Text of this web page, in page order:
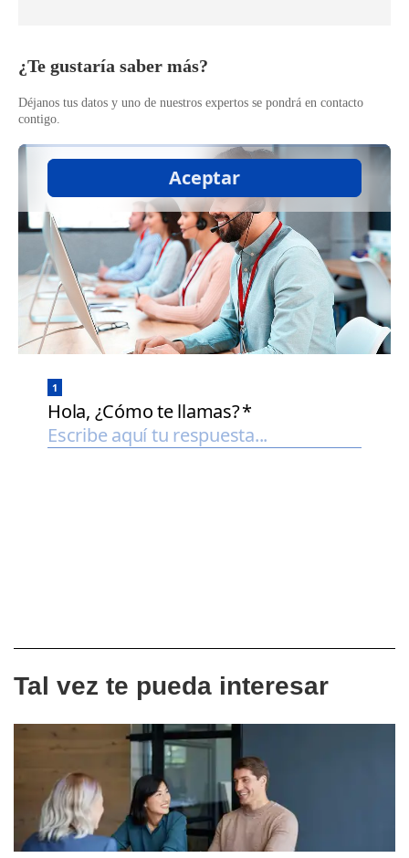
​¿Te gustaría saber más?
Déjanos tus datos y uno de nuestros expertos se pondrá en contacto
contigo.
Tal vez te pueda interesar